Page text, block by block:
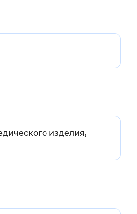
изделия,